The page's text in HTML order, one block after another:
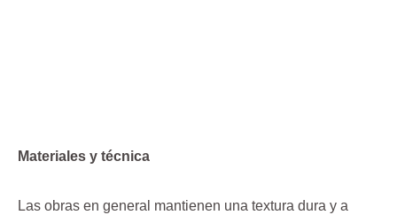
Materiales y técnica
Las obras en general mantienen una textura dura y a